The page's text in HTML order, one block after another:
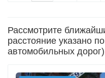
Рассмотрите
расстояние указано
автомобильных дорог)